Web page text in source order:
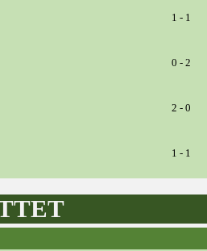
1 - 1
0 - 2
2 - 0
1 - 1